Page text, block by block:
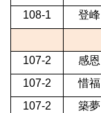
108-1 登峰
107-2 感恩
107-2
惜福
107-2
築夢